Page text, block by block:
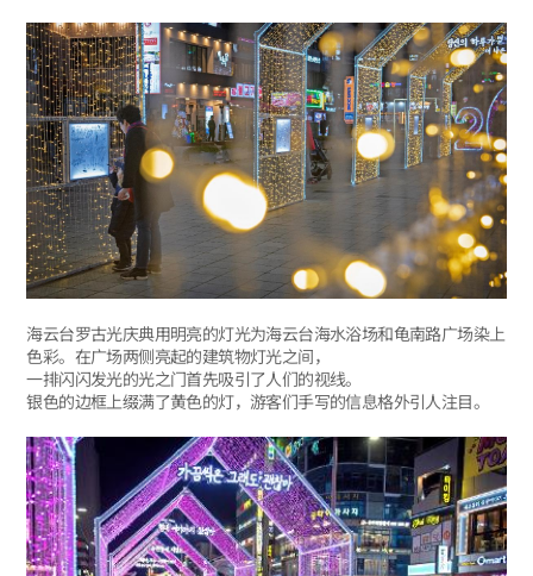
海云台罗古光庆典用明亮的灯光为海云台海水浴场和龟南路广场染上
色彩。在广场两侧亮起的建筑物灯光之间，
一排闪闪发光的光之门首先吸引了人们的视线。
银色的边框上缀满了黄色的灯，游客们手写的信息格外引人注目。